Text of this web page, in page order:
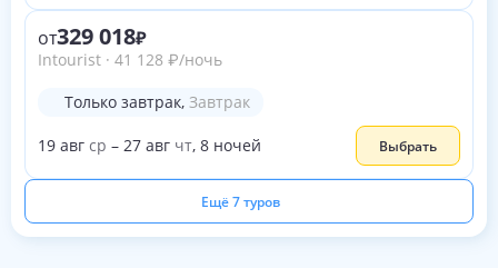
от329 018
Intourist · 41 128 ₽/ночь
Только завтрак, Завтрак
19 авг ср – 27 авг чт, 8 ночей Выбрать
Ещё 7 туров